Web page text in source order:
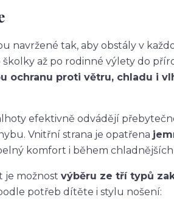
navržené tak, aby obstály v
školky až po rodinné výlety do
ochranu proti větru, chladu i
efektivně odvádějí
Vnitřní strana je opatřena
komfort i během
je možnost výběru ze tří typů
potřeb dítěte i stylu nošení: